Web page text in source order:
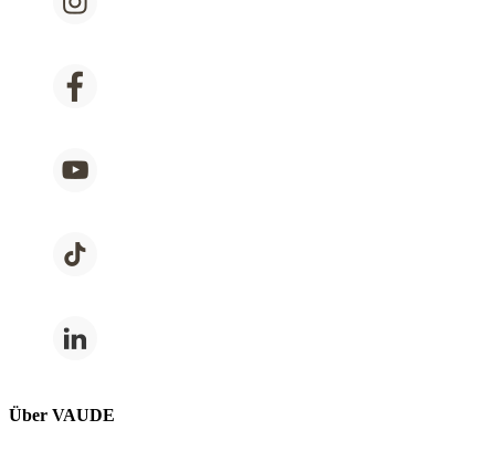
Über VAUDE